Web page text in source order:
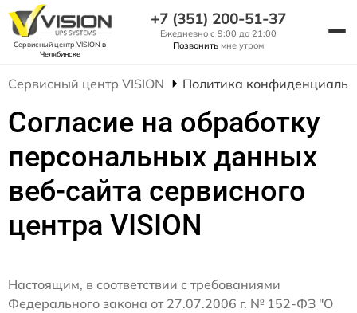
Сервисный центр VISION в
Челябинске
+7 (351) 200-51-37
Ежедневно с 9:00 до 21:00
Позвонить мне утром
Сервисный центр VISION Политика
Согласие на обработку
персональных данных
веб-сайта сервисного
центра VISION
Настоящим, в соответствии с требованиями
Федерального закона от 27.07.2006 г. № 152-ФЗ "О